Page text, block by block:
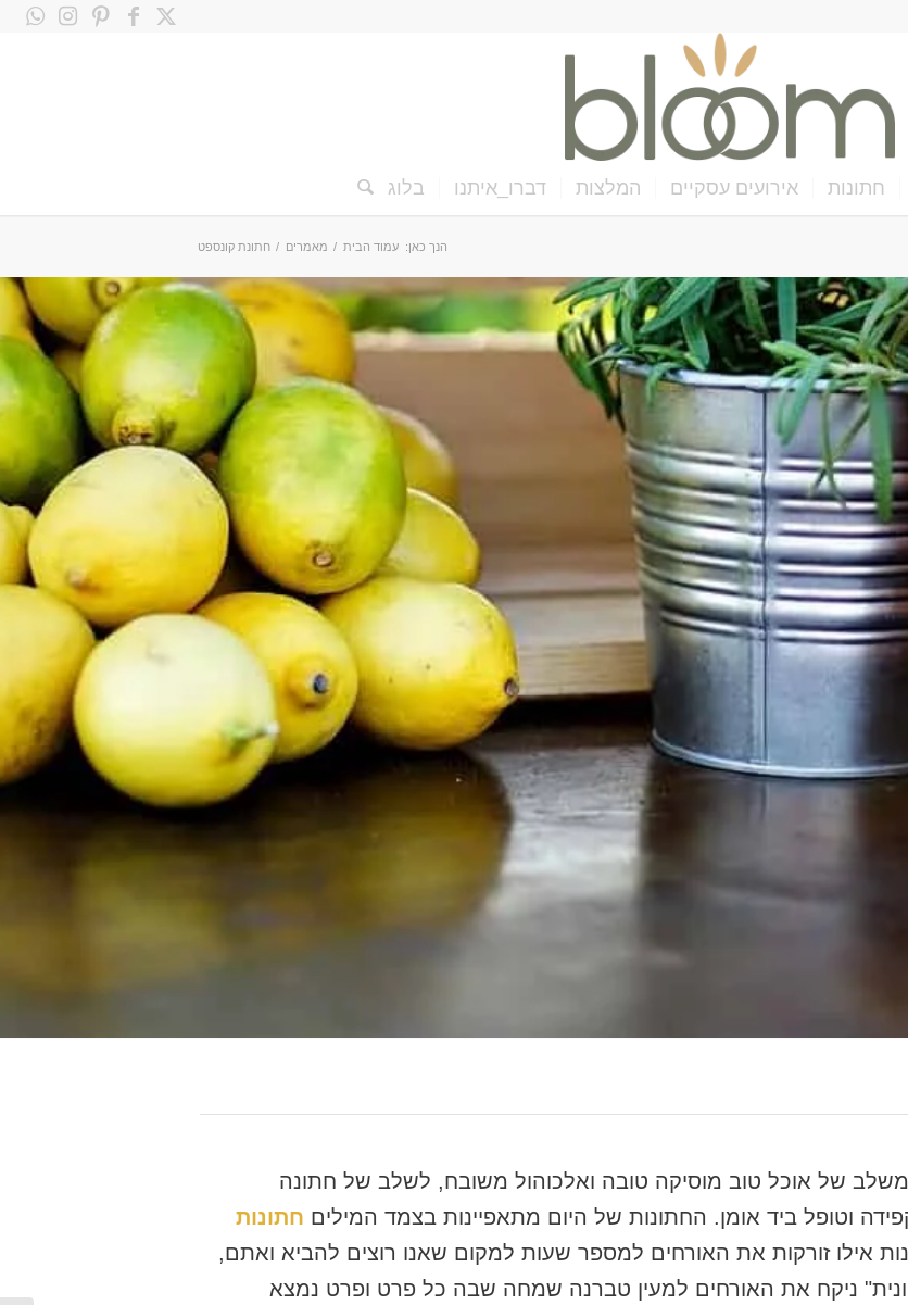
חתונות אירועים עסקיים המלצות דברו_איתנו בלוג
הנך כאן: עמוד הבית / מאמרים / חתונת קונספט
של אוכל טוב מוסיקה טובה ואלכוהול משובח, לשלב של חתונה
וטופל ביד אומן. החתונות של היום מתאפיינות בצמד המילים חתונות
אילו זורקות את האורחים למספר שעות למקום שאנו רוצים להביא ואתם,
ניקח את האורחים למעין טברנה שמחה שבה כל פרט ופרט נמצא